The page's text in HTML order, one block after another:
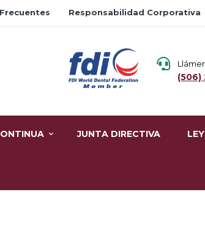
Responsabilidad Corporativa
(506)
JUNTA DIRECTIVA